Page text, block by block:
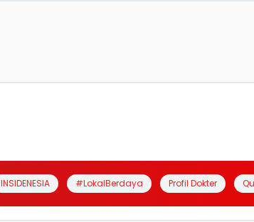
INSIDENESIA #LokalBerdaya Profil Dokter